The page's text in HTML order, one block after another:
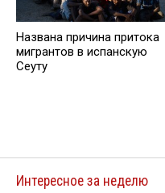
Названа причина притока
мигрантов в испанскую
Сеуту
Интересное за неделю